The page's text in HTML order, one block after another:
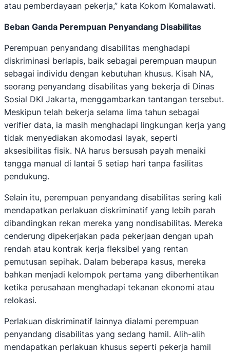
atau pemberdayaan pekerja,” kata Kokom Komalawati.
Beban Ganda Perempuan Penyandang Disabilitas
Perempuan penyandang disabilitas menghadapi
diskriminasi berlapis, baik sebagai perempuan maupun
sebagai individu dengan kebutuhan khusus. Kisah NA,
seorang penyandang disabilitas yang bekerja di Dinas
Sosial DKI Jakarta, menggambarkan tantangan tersebut.
Meskipun telah bekerja selama lima tahun sebagai
verifier data, ia masih menghadapi lingkungan kerja yang
tidak menyediakan akomodasi layak, seperti
aksesibilitas fisik. NA harus bersusah payah menaiki
tangga manual di lantai 5 setiap hari tanpa fasilitas
pendukung.
Selain itu, perempuan penyandang disabilitas sering kali
mendapatkan perlakuan diskriminatif yang lebih parah
dibandingkan rekan mereka yang nondisabilitas. Mereka
cenderung dipekerjakan pada pekerjaan dengan upah
rendah atau kontrak kerja fleksibel yang rentan
pemutusan sepihak. Dalam beberapa kasus, mereka
bahkan menjadi kelompok pertama yang diberhentikan
ketika perusahaan menghadapi tekanan ekonomi atau
relokasi.
Perlakuan diskriminatif lainnya dialami perempuan
penyandang disabilitas yang sedang hamil. Alih-alih
mendapatkan perlakuan khusus seperti pekerja hamil